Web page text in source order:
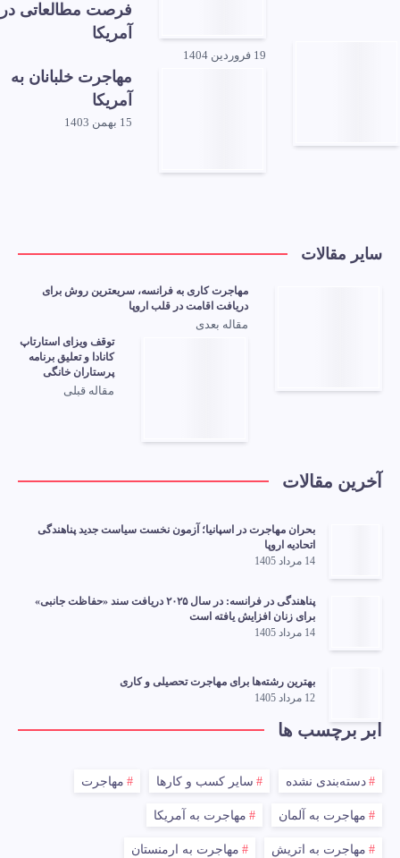
فرصت مطالعاتی در
آمریکا
19 فروردین 1404
مهاجرت خلبانان به
آمریکا
15 بهمن 1403
سایر مقالات
مهاجرت کاری به فرانسه، سریعترین روش برای
دریافت اقامت در قلب اروپا
مقاله بعدی
توقف ویزای استارتاپ
کانادا و تعلیق برنامه
پرستاران خانگی
مقاله قبلی
آخرین مقالات
بحران مهاجرت در اسپانیا؛ آزمون نخست سیاست جدید پناهندگی
اتحادیه اروپا
14 مرداد 1405
پناهندگی در فرانسه: در سال ۲۰۲۵ دریافت سند «حفاظت جانبی»
برای زنان افزایش یافته است
14 مرداد 1405
بهترین رشته‌ها برای مهاجرت تحصیلی و کاری
12 مرداد 1405
ابر برچسب ها
دسته‌بندی نشده سایر کسب و کارها مهاجرت
مهاجرت به آلمان مهاجرت به آمریکا
مهاجرت به اتریش مهاجرت به ارمنستان